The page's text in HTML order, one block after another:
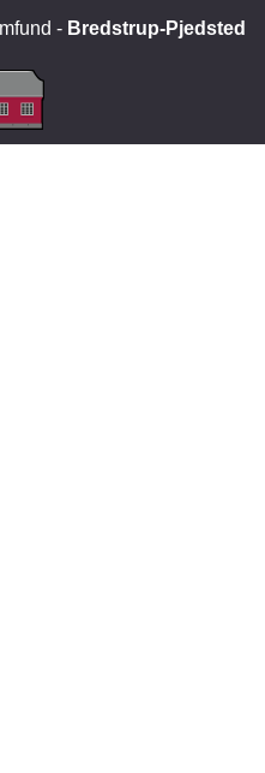
- Bredstrup-Pjedsted